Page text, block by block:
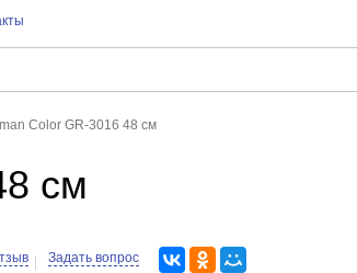
Color GR-3016 48 см
см
Задать вопрос